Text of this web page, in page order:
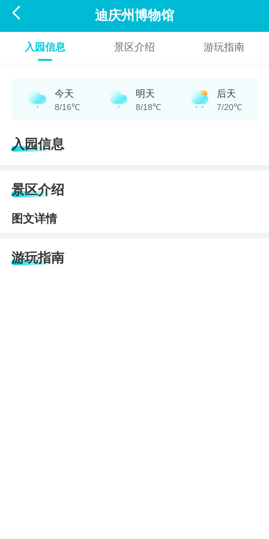
 迪庆州博物馆
入园信息 景区介绍 游玩指南
今天
8/16℃
明天
8/18℃
后天
7/20℃
入园信息
景区介绍
图文详情
游玩指南